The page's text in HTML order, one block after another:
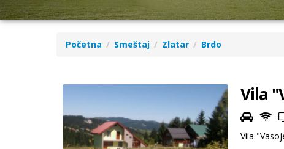
Početna Smeštaj Zlatar Brdo
Vila
Vila